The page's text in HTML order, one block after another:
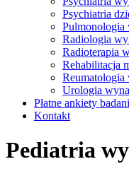
Psychiatria
Pulmonologia
Radiologia
Radioterapia
Rehabilitacja
Reumatologia
Urologia
Płatne ankiety
Kontakt
Pediatria